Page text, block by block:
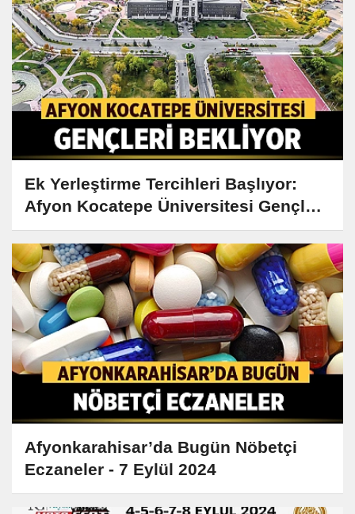
Ek Yerleştirme Tercihleri Başlıyor:
Afyon Kocatepe Üniversitesi Gençleri
Bekliyor
Afyonkarahisar’da Bugün Nöbetçi
Eczaneler - 7 Eylül 2024